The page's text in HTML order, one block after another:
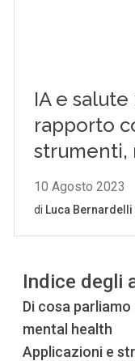
Indice degli
Di cosa
mental health
Applicazioni e